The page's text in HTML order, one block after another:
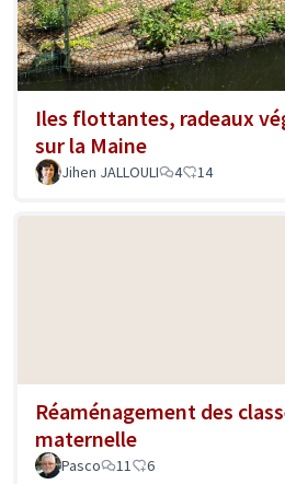
Iles flottantes, radeaux
sur la Maine
Jihen JALLOULI 4 14
Réaménagement des
maternelle
Pasco 11 6